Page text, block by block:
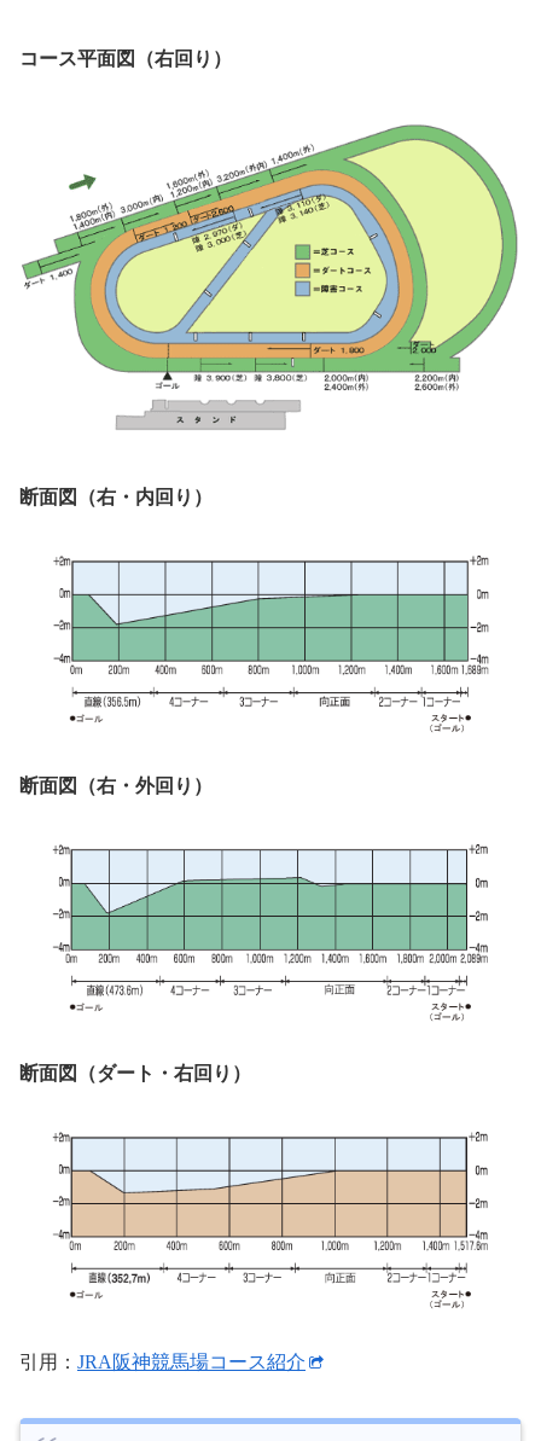
コース平面図（右回り）
断面図（右・内回り）
断面図（右・外回り）
断面図（ダート・右回り）
引用： JRA阪神競馬場コース紹介